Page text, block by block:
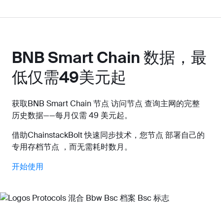
BNB Smart Chain 数据，最
低仅需49美元起
获取BNB Smart Chain 节点 访问节点 查询主网的完整
历史数据——每月仅需 49 美元起。
借助ChainstackBolt 快速同步技术，您节点 部署自己的
专用存档节点 ，而无需耗时数月。
开始使用